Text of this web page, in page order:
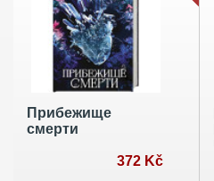
Прибежище
смерти
372 Kč